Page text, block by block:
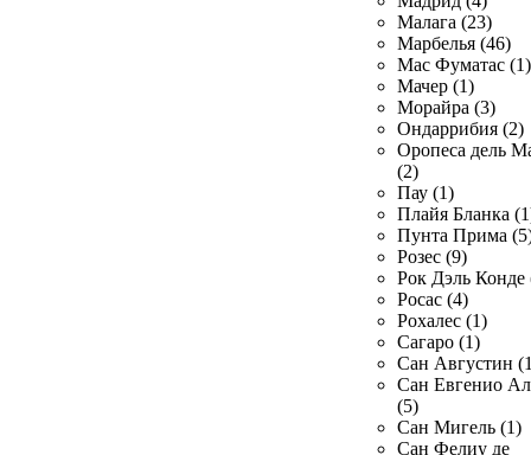
Малага (23)
Марбелья (46)
Мас Фуматас (1)
Мачер (1)
Морайра (3)
Ондаррибия (2)
Оропеса дель
(2)
Пау (1)
Плайя Бланка
Пунта Прима
Розес (9)
Рок Дэль Конде
Росас (4)
Рохалес (1)
Сагаро (1)
Сан Августин
Сан Евгенио
(5)
Сан Мигель (1)
Сан Фелиу де